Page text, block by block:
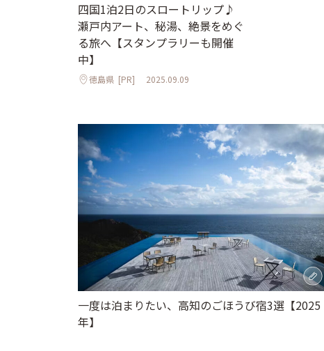
四国1泊2日のスロートリップ♪
瀬戸内アート、秘湯、絶景をめぐ
る旅へ【スタンプラリーも開催
中】
徳島県 [PR] 2025.09.09
一度は泊まりたい、高知のごほうび宿3選【2025
年】